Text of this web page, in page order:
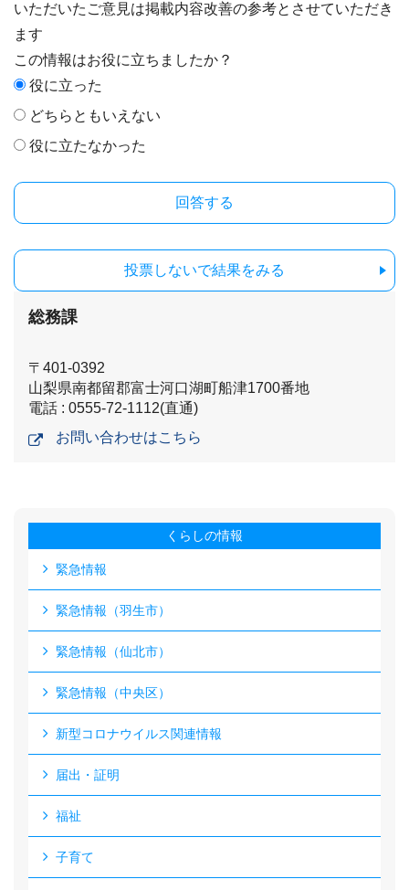
いただいたご意見は掲載内容改善の参考とさせていただき
ます
この情報はお役に立ちましたか？
役に立った
どちらともいえない
役に立たなかった
投票しないで結果をみる
総務課
〒401-0392
山梨県南都留郡富士河口湖町船津1700番地
電話 : 0555-72-1112(直通)
お問い合わせはこちら
くらしの情報
緊急情報
緊急情報（羽生市）
緊急情報（仙北市）
緊急情報（中央区）
新型コロナウイルス関連情報
届出・証明
福祉
子育て